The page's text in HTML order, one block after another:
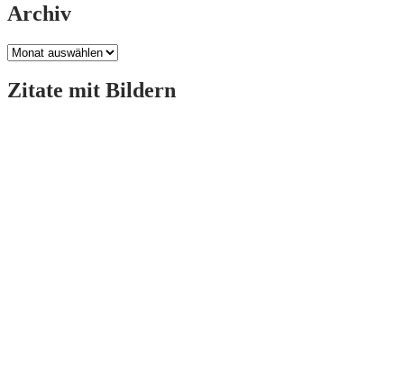
Archiv
Archiv
Zitate mit Bildern